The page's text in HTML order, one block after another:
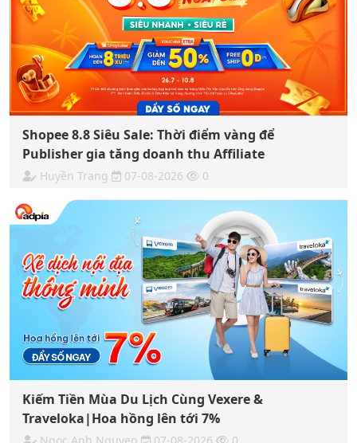
Shopee 8.8 Siêu Sale: Thời điểm vàng để
Publisher gia tăng doanh thu Affiliate
Huyền Trang 07-08-2026 0
Kiếm Tiền Mùa Du Lịch Cùng Vexere &
Traveloka|Hoa hồng lên tới 7%